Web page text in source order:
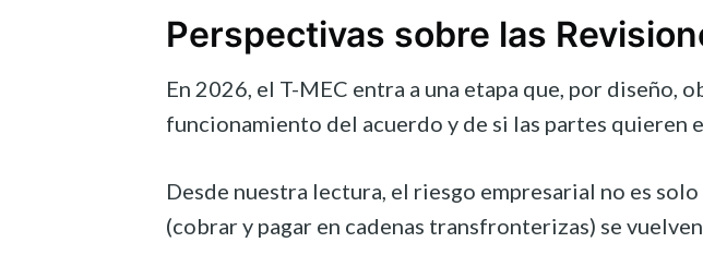
Perspectivas sobre las
En 2026, el T-MEC entra a una etapa que, por
funcionamiento del acuerdo y de si las partes quieren
Desde nuestra lectura, el riesgo empresarial no es
(cobrar y pagar en cadenas transfronterizas) se